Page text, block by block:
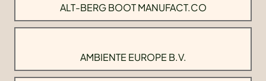
ALT-BERG BOOT MANUFACT.CO
AMBIENTE EUROPE B.V.